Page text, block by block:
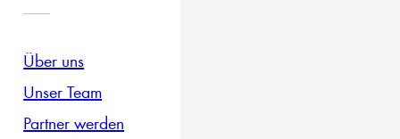
Über uns
Unser Team
Partner werden